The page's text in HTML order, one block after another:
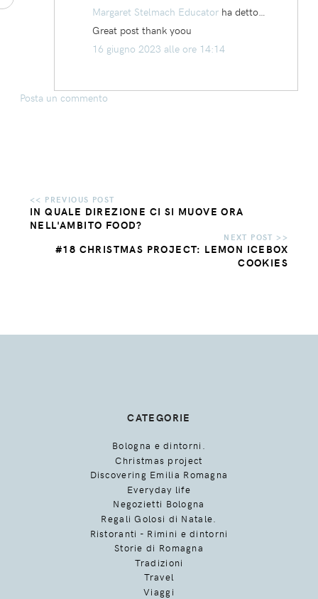
Margaret Stelmach Educator ha detto…
Great post thank yoou
16 giugno 2023 alle ore 14:14
Posta un commento
IN QUALE DIREZIONE CI SI MUOVE ORA
NELL'AMBITO FOOD?
#18 CHRISTMAS PROJECT: LEMON ICEBOX
COOKIES
CATEGORIE
Bologna e dintorni.
Christmas project
Discovering Emilia Romagna
Everyday life
Negozietti Bologna
Regali Golosi di Natale.
Ristoranti - Rimini e dintorni
Storie di Romagna
Tradizioni
Travel
Viaggi